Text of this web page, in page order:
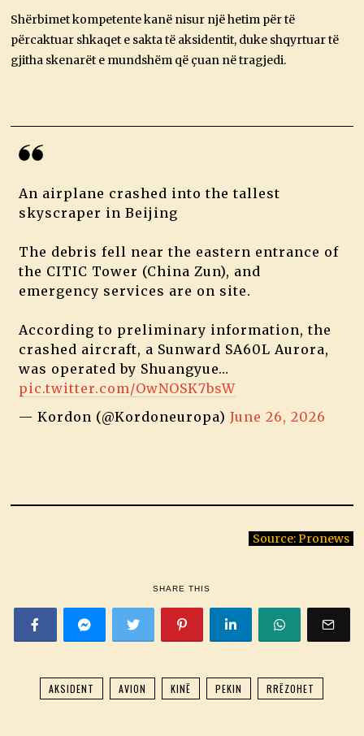
Shërbimet kompetente kanë nisur një hetim për të
përcaktuar shkaqet e sakta të aksidentit, duke shqyrtuar të
gjitha skenarët e mundshëm që çuan në tragjedi.
An airplane crashed into the tallest
skyscraper in Beijing
The debris fell near the eastern entrance of
the CITIC Tower (China Zun), and
emergency services are on site.
According to preliminary information, the
crashed aircraft, a Sunward SA60L Aurora,
was operated by Shuangyue…
pic.twitter.com/OwNOSK7bsW
— Kordon (@Kordoneuropa)June 26, 2026
Source: Pronews
SHARE THIS
AKSIDENT AVION KINË PEKIN RRËZOHET